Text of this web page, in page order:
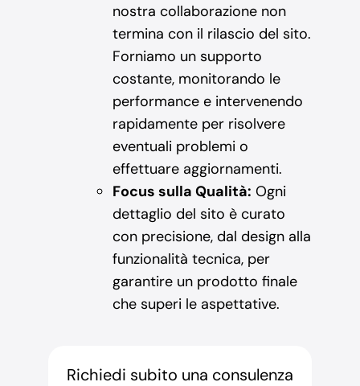
nostra collaborazione non
termina con il rilascio del sito.
Forniamo un supporto
costante, monitorando le
performance e intervenendo
rapidamente per risolvere
eventuali problemi o
effettuare aggiornamenti.
Focus sulla Qualità: Ogni
dettaglio del sito è curato
con precisione, dal design alla
funzionalità tecnica, per
garantire un prodotto finale
che superi le aspettative.
Richiedi subito una consulenza